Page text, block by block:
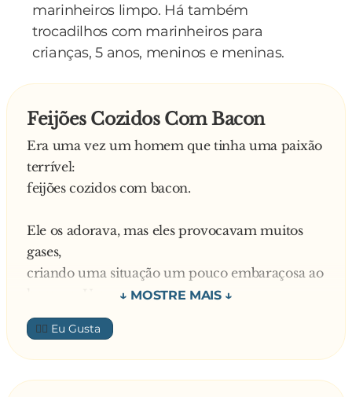
marinheiros limpo. Há também
trocadilhos com marinheiros para
crianças, 5 anos, meninos e meninas.
Feijões Cozidos Com Bacon
Era uma vez um homem que tinha uma paixão
terrível:
feijões cozidos com bacon.
Ele os adorava, mas eles provocavam muitos
gases,
criando uma situação um pouco embaraçosa ao
homem. Um
dia, ele conheceu uma garota e se apaixonou.
Quando estava aparente que eles iriam se casar,
ele
👍🏼